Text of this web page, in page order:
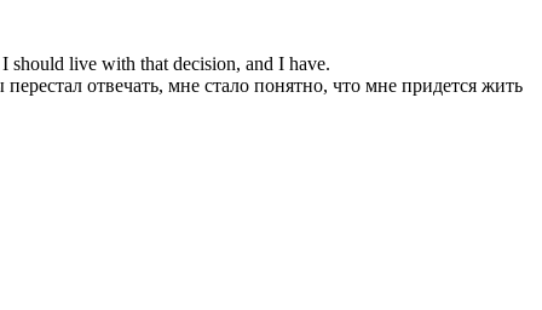
should live with that decision, and I have.
отвечать, мне стало понятно, что мне придется жить